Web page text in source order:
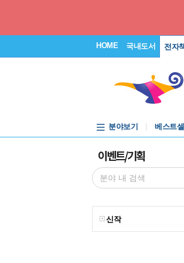
HOME 국내도서 전자
분야보기 베스트
이벤트/기획
신작